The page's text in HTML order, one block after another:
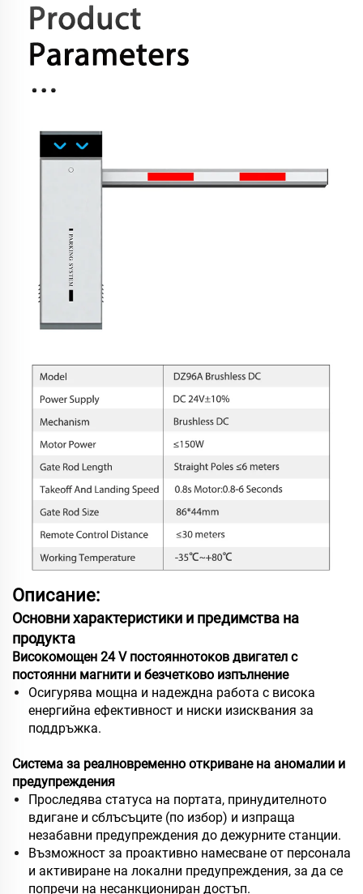
Описание:
Основни характеристики и предимства на
продукта
Високомощен 24 V постояннотоков двигател с
постоянни магнити и безчетково изпълнение
Осигурява мощна и надеждна работа с висока
енергийна ефективност и ниски изисквания за
поддръжка.
Система за реалновременно откриване на аномалии и
предупреждения
Проследява статуса на портата, принудителното
вдигане и сблъсъците (по избор) и изпраща
незабавни предупреждения до дежурните станции.
Възможност за проактивно намесване от персонала
и активиране на локални предупреждения, за да се
попречи на несанкциониран достъп.